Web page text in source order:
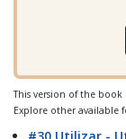
This version of the book
Explore other available